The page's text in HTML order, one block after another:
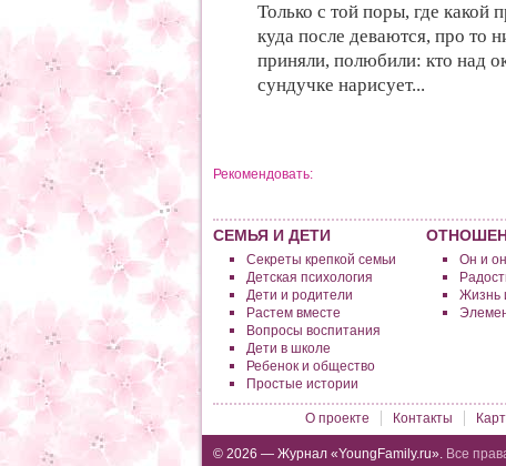
Только с той поры, где какой
куда после деваются, про то
приняли, полюбили: кто над
сундучке нарисует...
Рекомендовать:
СЕМЬЯ И ДЕТИ
Секреты крепкой семьи
Детская психология
Дети и родители
Растем вместе
Вопросы воспитания
Дети в школе
Ребенок и общество
Простые истории
Он и
Жизнь
О проекте Контакты
© 2026 — Журнал «YoungFamily.ru». Все